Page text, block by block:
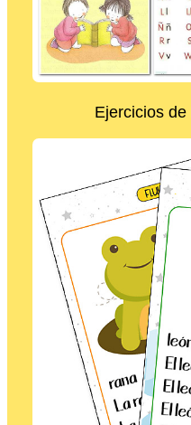
Ejercicios de